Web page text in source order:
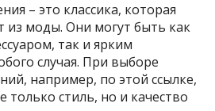
– это классика, которая
из моды. Они могут быть как
так и ярким
случая. При выборе
например, по этой ссылке,
только стиль, но и качество